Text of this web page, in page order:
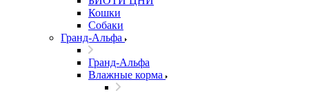
Кошки
Собаки
Гранд-Альфа
Гранд-Альфа
Влажные корма